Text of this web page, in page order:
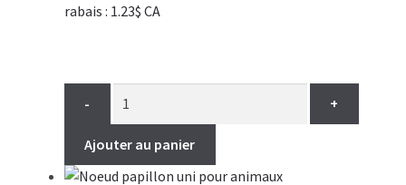
rabais : 1.23$ CA
- +
Ajouter au panier